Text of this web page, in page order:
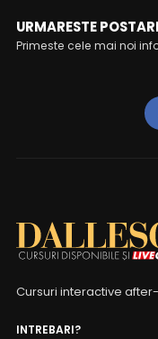
URMARESTE
Primeste cele mai noi
Cursuri interactive
INTREBARI?